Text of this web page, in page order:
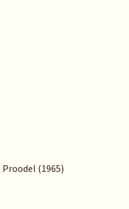
Proodel (1965)